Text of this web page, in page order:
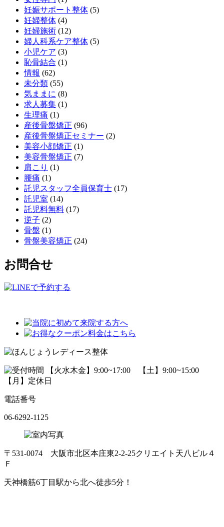
妊娠サポート整体 (5)
妊婦整体 (4)
妊婦施術 (12)
婦人科系ケア整体 (5)
小児ケア (3)
恥骨結合 (1)
情報 (62)
未分類 (55)
気ままに (8)
求人募集 (1)
生理痛 (1)
産後骨盤矯正 (96)
産後骨盤矯正セミナー (2)
美容小顔矯正 (1)
美容骨盤矯正 (7)
肩こり (1)
腰痛 (1)
託児スタッフ全員保育士 (17)
託児室 (14)
託児料無料 (17)
逆子 (2)
骨盤 (1)
骨盤美容矯正 (24)
お問合せ
電話番号
06-6292-1125
〒531-0074 大阪市北区本庄東2-2-25クリエイト天八ビル４
Ｆ
天神橋筋6丁目駅から北へ徒歩5分！